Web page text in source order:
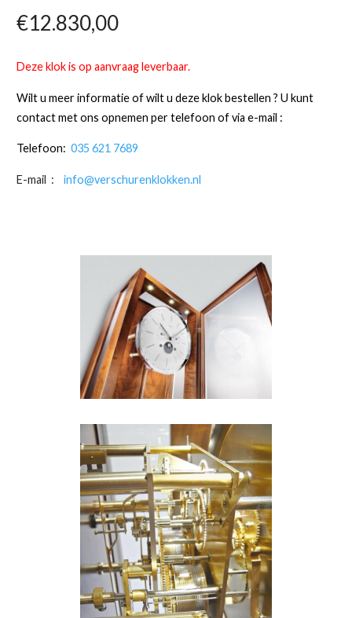
€12.830,00
Deze klok is op aanvraag leverbaar.
Wilt u meer informatie of wilt u deze klok bestellen ? U kunt
contact met ons opnemen per telefoon of via e-mail :
Telefoon: 035 621 7689
E-mail : info@verschurenklokken.nl